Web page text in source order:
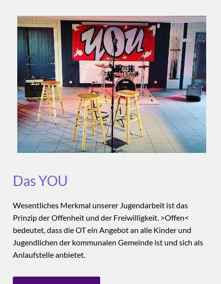
Das YOU
Wesentliches Merkmal unserer Jugendarbeit ist das
Prinzip der Offenheit und der Freiwilligkeit. >Offen<
bedeutet, dass die OT ein Angebot an alle Kinder und
Jugendlichen der kommunalen Gemeinde ist und sich als
Anlaufstelle anbietet.